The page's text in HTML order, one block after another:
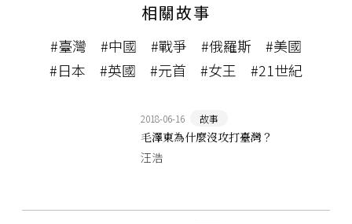
相關故事
#臺灣 #中國 #戰爭 #俄羅斯
#美國
#日本
#英國 #元首 #女王 #21世紀
2018-06-16 故事
毛澤東為什麼沒攻打臺灣？
汪浩